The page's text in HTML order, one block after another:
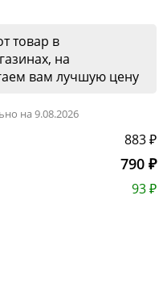
товар в
на
вам лучшую цену
на 9.08.2026
883 ₽
790 ₽
93 ₽